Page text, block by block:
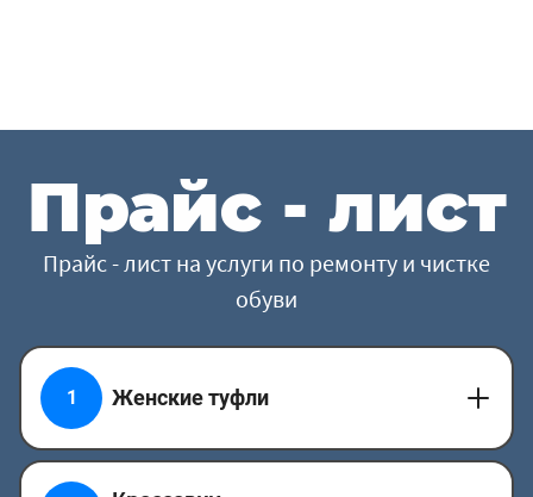
Прайс - лист
Прайс - лист на услуги по ремонту и чистке
обуви
1 Женские туфли